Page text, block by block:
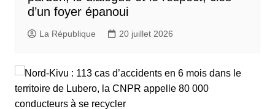
d’un foyer épanoui
La République 20 juillet 2026